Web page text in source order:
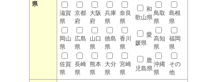
県
滋賀
県
京都
府
大阪
府
兵庫
県
奈良
県
和
歌山県
鳥取
県
島根
県
岡山
県
広島
県
山口
県
徳島
県
香川
県
愛
媛県
高知
県
福岡
県
佐賀
県
長崎
県
熊本
県
大分
県
宮崎
県
鹿
児島県
沖縄
県
その
他